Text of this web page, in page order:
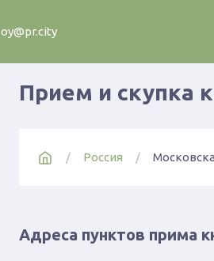
oy@pr.city
Прием и скупка
Россия
Адреса пунктов прима